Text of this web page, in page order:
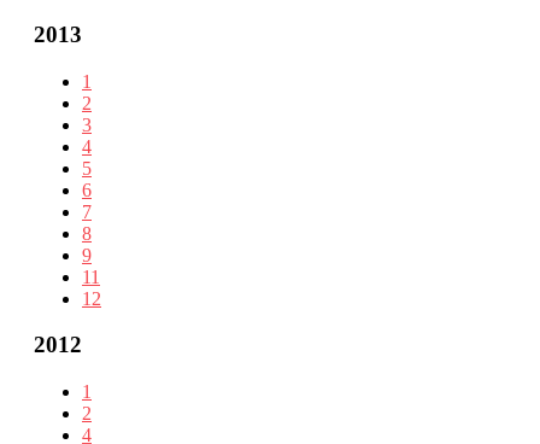
2013
1
2
3
4
5
6
7
8
9
11
12
2012
1
2
4